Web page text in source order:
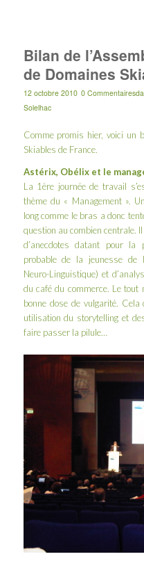
Bilan de
de Domaines
12 octobre 2010 0 Commentaires
Solelhac
Comme promis hier, voici un
Skiables de France.
Astérix, Obélix et le
La 1ère journée de travail
thème du « Management ».
long comme le bras a donc
question au combien centrale.
d’anecdotes datant pour
probable de la jeunesse de
Neuro-Linguistique) et
du café du commerce. Le tout
bonne dose de vulgarité. Cela
utilisation du storytelling et
faire passer la pilule…